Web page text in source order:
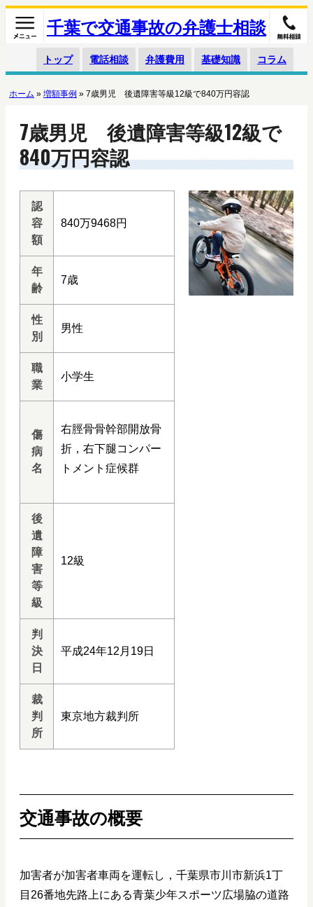
千葉で交通事故の弁護士相談
トップ 電話相談 弁護費用 基礎知識 コラム
ホーム » 増額事例 » 7歳男児 後遺障害等級12級で840万円容認
7歳男児 後遺障害等級12級で
840万円容認
認
容
額
840万9468円
年
齢
7歳
性
別
男性
職
業
小学生
傷
病
名
右脛骨骨幹部開放骨
折，右下腿コンパー
トメント症候群
後
遺
障
害
等
級
12級
判
決
日
平成24年12月19日
裁
判
所
東京地方裁判所
交通事故の概要
加害者が加害者車両を運転し，千葉県市川市新浜1丁
目26番地先路上にある青葉少年スポーツ広場脇の道路